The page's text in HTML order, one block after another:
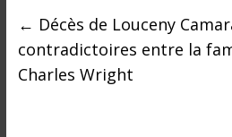
← Décès de Louceny
contradictoires entre la
Charles Wright